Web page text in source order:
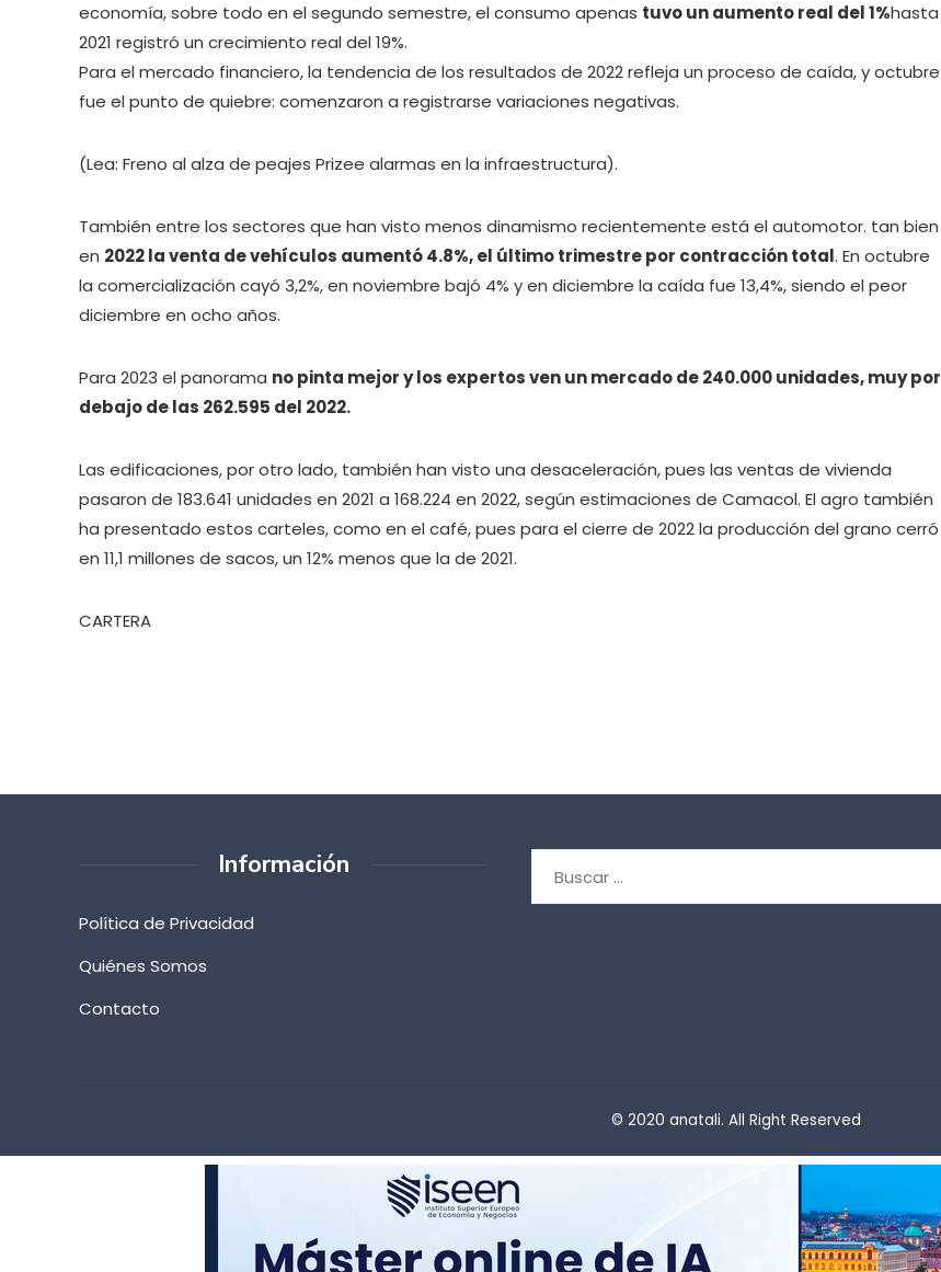
economía, sobre todo en el segundo semestre, el consumo apenas tuvo un aumento real del 1%hasta
2021 registró un crecimiento real del 19%.
Para el mercado financiero, la tendencia de los resultados de 2022 refleja un proceso de caída, y octubre
fue el punto de quiebre: comenzaron a registrarse variaciones negativas.
(Lea: Freno al alza de peajes Prizee alarmas en la infraestructura).
También entre los sectores que han visto menos dinamismo recientemente está el automotor. tan bien
en 2022 la venta de vehículos aumentó 4.8%, el último trimestre por contracción total. En octubre
la comercialización cayó 3,2%, en noviembre bajó 4% y en diciembre la caída fue 13,4%, siendo el peor
diciembre en ocho años.
Para 2023 el panorama no pinta mejor y los expertos ven un mercado de 240.000 unidades, muy por
debajo de las 262.595 del 2022.
Las edificaciones, por otro lado, también han visto una desaceleración, pues las ventas de vivienda
pasaron de 183.641 unidades en 2021 a 168.224 en 2022, según estimaciones de Camacol. El agro también
ha presentado estos carteles, como en el café, pues para el cierre de 2022 la producción del grano cerró
en 11,1 millones de sacos, un 12% menos que la de 2021.
CARTERA
Información
Política de Privacidad
Quiénes Somos
Contacto
© 2020 anatali. All Right Reserved